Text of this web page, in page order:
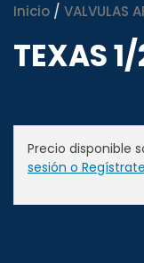
Inicio / VALVULAS
TEXAS
Precio disponible
sesión o Regístrate